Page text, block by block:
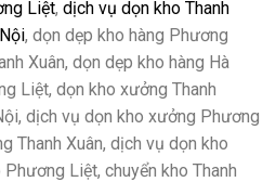
Liệt, dịch vụ dọn kho Thanh
, dọn dẹp kho hàng Phương
Xuân, dọn dẹp kho hàng Hà
Liệt, dọn kho xưởng Thanh
dịch vụ dọn kho xưởng Phương
Thanh Xuân, dịch vụ dọn kho
Liệt, chuyển kho Thanh